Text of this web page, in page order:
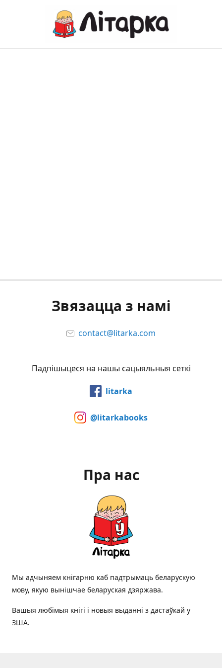
Звязацца з намi
contact@litarka.com
Падпiшыцеся на нашы сацыяльныя сеткi
litarka
@litarkabooks
Пра нас
Мы адчыняем кнігарню каб падтрымаць беларускую
мову, якую вынішчае беларуская дзяржава.
Вашыя любімыя кнігі і новыя выданні з дастаўкай у
ЗША.